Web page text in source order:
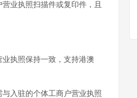
业执照扫描件或复印件，且
执照保持一致，支持港澳
入驻的个体工商户营业执照